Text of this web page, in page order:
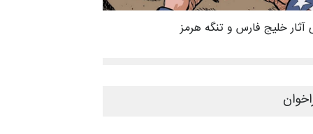
آثار خلیج فارس و تنگه هرمز